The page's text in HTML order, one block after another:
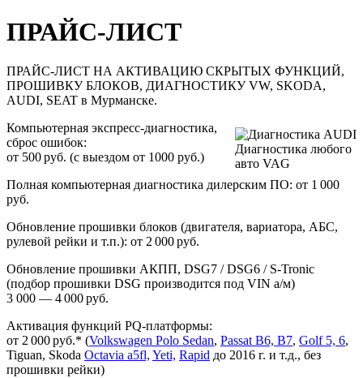
ПРАЙС-ЛИСТ
ПРАЙС-ЛИСТ НА АКТИВАЦИЮ СКРЫТЫХ ФУНКЦИЙ,
ПРОШИВКУ БЛОКОВ, ДИАГНОСТИКУ VW, SKODA,
AUDI, SEAT в Мурманске.
Диагностика любого
авто VAG
Компьютерная экспресс-диагностика,
сброс ошибок:
от 500 руб. (с выездом от 1000 руб.)
Полная компьютерная диагностика дилерским ПО: от 1 000
руб.
Обновление прошивки блоков (двигателя, вариатора, АБС,
рулевой рейки и т.п.): от 2 000 руб.
Обновление прошивки АКПП, DSG7 / DSG6 / S-Tronic
(подбор прошивки DSG производится под VIN а/м)
3 000 — 4 000 руб.
Активация функций PQ-платформы:
от 2 000 руб.* (Volkswagen Polo Sedan, Passat B6, B7, Golf 5, 6,
Tiguan, Skoda Octavia a5fl, Yeti, Rapid до 2016 г. и т.д., без
прошивки рейки)